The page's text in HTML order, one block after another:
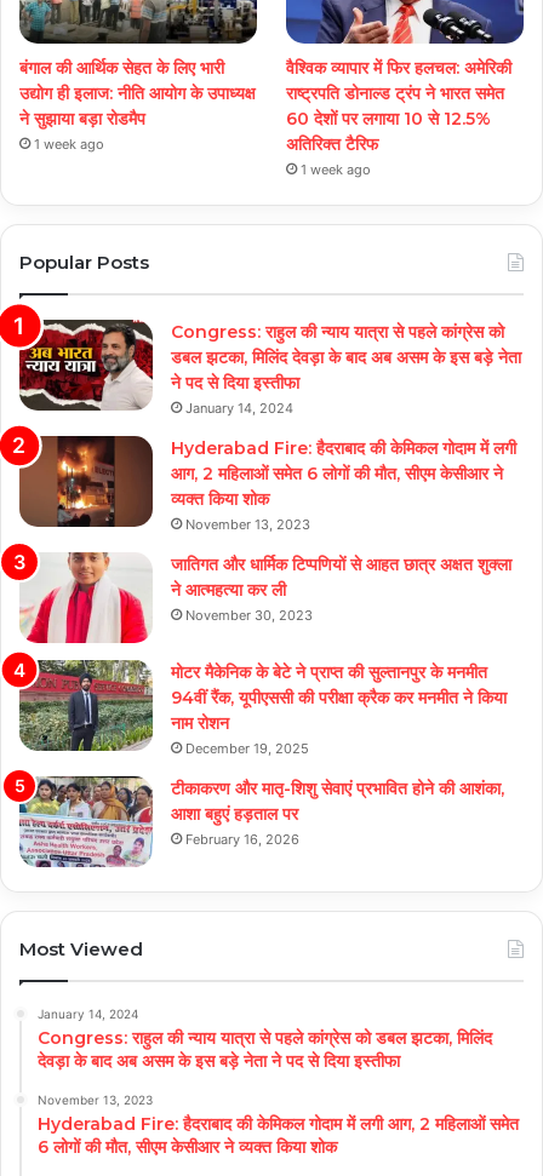
बंगाल की आर्थिक सेहत के लिए भारी
उद्योग ही इलाज: नीत‌ि आयोग के उपाध्यक्ष
ने सुझाया बड़ा रोडमैप
1 week ago
वैश्विक व्यापार में फिर हलचल: अमेरिकी
राष्ट्रपति डोनाल्ड ट्रंप ने भारत समेत
60 देशों पर लगाया 10 से 12.5%
अतिरिक्त टैरिफ
1 week ago
Popular Posts
Congress: राहुल की न्याय यात्रा से पहले कांग्रेस को
डबल झटका, मिलिंद देवड़ा के बाद अब असम के इस बड़े नेता
ने पद से दिया इस्तीफा
January 14, 2024
Hyderabad Fire: हैदराबाद की केमिकल गोदाम में लगी
आग, 2 महिलाओं समेत 6 लोगों की मौत, सीएम केसीआर ने
व्यक्त किया शोक
November 13, 2023
जातिगत और धार्मिक टिप्पणियों से आहत छात्र अक्षत शुक्ला
ने आत्महत्या कर ली
November 30, 2023
मोटर मैकेनिक के बेटे ने प्राप्त की सुल्तानपुर के मनमीत
94वीं रैंक, यूपीएससी की परीक्षा क्रैक कर मनमीत ने किया
नाम रोशन
December 19, 2025
टीकाकरण और मातृ-शिशु सेवाएं प्रभावित होने की आशंका,
आशा बहुएं हड़ताल पर
February 16, 2026
Most Viewed
January 14, 2024
Congress: राहुल की न्याय यात्रा से पहले कांग्रेस को डबल झटका, मिलिंद
देवड़ा के बाद अब असम के इस बड़े नेता ने पद से दिया इस्तीफा
November 13, 2023
Hyderabad Fire: हैदराबाद की केमिकल गोदाम में लगी आग, 2 महिलाओं समेत
6 लोगों की मौत, सीएम केसीआर ने व्यक्त किया शोक